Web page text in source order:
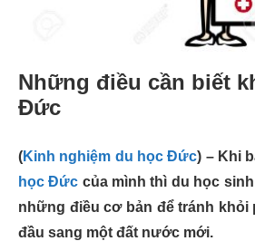
Những điều cần biết
Đức
(Kinh nghiệm du học Đức) – Khi
học Đức của mình thì du học
những điều cơ bản để tránh khỏi
đầu sang một đất nước mới.